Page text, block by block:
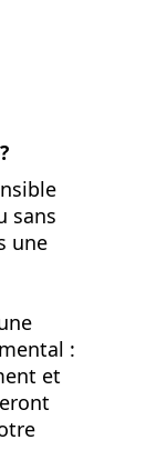
sans
une
:
et